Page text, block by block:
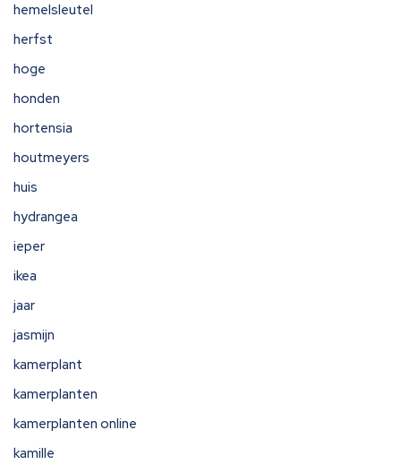
hemelsleutel
herfst
hoge
honden
hortensia
houtmeyers
huis
hydrangea
ieper
ikea
jaar
jasmijn
kamerplant
kamerplanten
kamerplanten online
kamille